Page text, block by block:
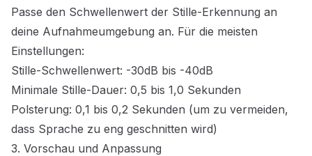
Passe den Schwellenwert der Stille-Erkennung an
deine Aufnahmeumgebung an. Für die meisten
Einstellungen:
Stille-Schwellenwert: -30dB bis -40dB
Minimale Stille-Dauer: 0,5 bis 1,0 Sekunden
Polsterung: 0,1 bis 0,2 Sekunden (um zu vermeiden,
dass Sprache zu eng geschnitten wird)
3. Vorschau und Anpassung